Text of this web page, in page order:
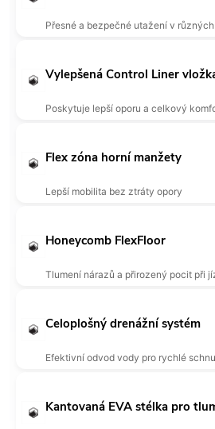
Přesné a bezpečné utažení v
Vylepšená Control Liner
Poskytuje lepší oporu a celkový
Flex zóna horní manžety
Lepší mobilita bez ztráty opory
Honeycomb FlexFloor
Tlumení nárazů a přirozený pocit při
Celoplošný drenážní systém
Efektivní odvod vody pro rychlé
Kantovaná EVA stélka pro